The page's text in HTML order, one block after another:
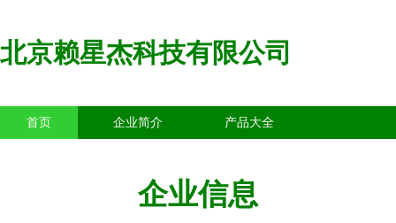
北京赖星杰科技有限公司
首页 企业简介 产品大全
企业信息